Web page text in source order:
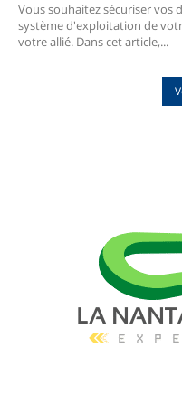
Vous souhaitez sécuriser vos
système d'exploitation de
votre allié. Dans cet article,...